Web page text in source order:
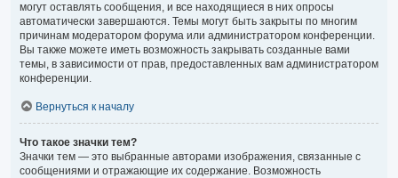
могут оставлять сообщения, и все находящиеся в них опросы
автоматически завершаются. Темы могут быть закрыты по многим
причинам модератором форума или администратором конференции.
Вы также можете иметь возможность закрывать созданные вами
темы, в зависимости от прав, предоставленных вам администратором
конференции.
Вернуться к началу
Что такое значки тем?
Значки тем — это выбранные авторами изображения, связанные с
сообщениями и отражающие их содержание. Возможность